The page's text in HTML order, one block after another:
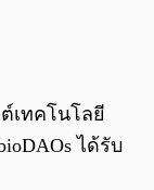
เทคโนโลยี
ได้รับ